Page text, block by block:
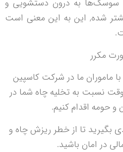
سوسک‌ها به درون دستشویی و
شده, این به این معنی است
مکرر
ماموران ما در شرکت کاسپین
نسبت به تخلیه چاه شما در
حومه اقدام کنیم.
بگیرید تا از خطر ریزش چاه و
در امان باشید.